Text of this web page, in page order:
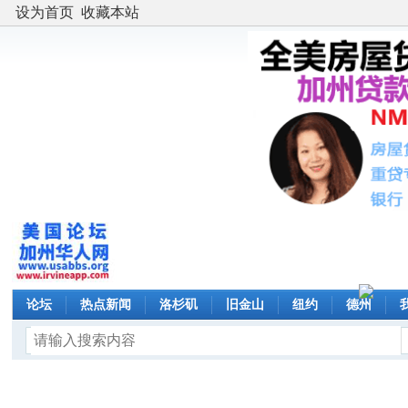
设为首页 收藏本站
论坛 热点新闻 洛杉矶 旧金山 纽约 德州